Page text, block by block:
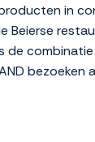
in
Beierse
de
bezoeken